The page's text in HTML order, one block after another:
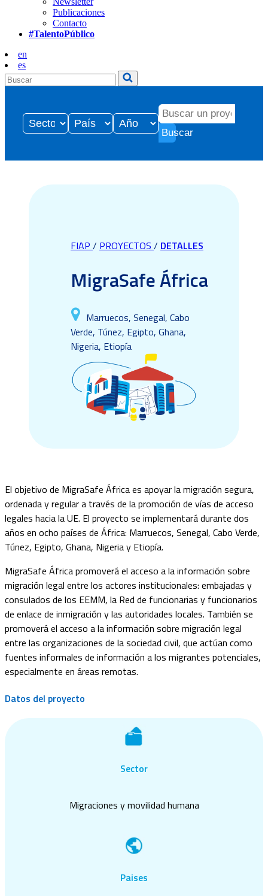
Publicaciones
Contacto
#TalentoPúblico
en
es
Buscar
FIAP / PROYECTOS / DETALLES
MigraSafe África
Marruecos, Senegal, Cabo
Verde, Túnez, Egipto, Ghana,
Nigeria, Etiopía
El objetivo de MigraSafe Áfricaes apoyarla migración segura,
ordenada y regular a través de la promoción de vías de acceso
legales hacia la UE. El proyecto se implementará durante dos
años en ocho países de África: Marruecos, Senegal, Cabo Verde,
Túnez, Egipto, Ghana, Nigeria y Etiopía.
MigraSafe Áfricapromoveráel acceso a la información sobre
migración legal entre los actores institucionales: embajadas y
consulados de los EEMM, la Red de funcionarias y funcionarios
de enlace de inmigración ylas autoridades locales. También se
promoveráel acceso a la información sobre migración legal
entre las organizaciones de la sociedad civil, que actúan como
fuentes informales de información a los migrantes potenciales,
especialmente en áreas remotas.
Datos del proyecto
Sector
Migraciones y movilidad humana
Paises